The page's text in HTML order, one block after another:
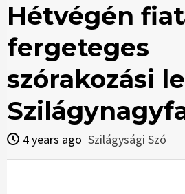
Hétvégén
fergeteges
szórakozási
4 years ago Szilágysági Szó